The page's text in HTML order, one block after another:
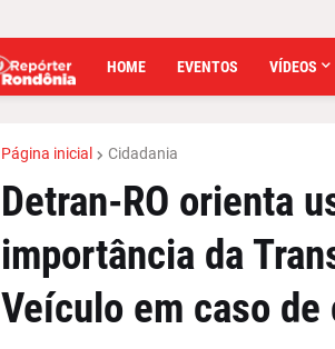
HOME EVENTOS VÍDEOS
Página inicial Cidadania
Detran-RO orienta
importância da
Veículo em caso de